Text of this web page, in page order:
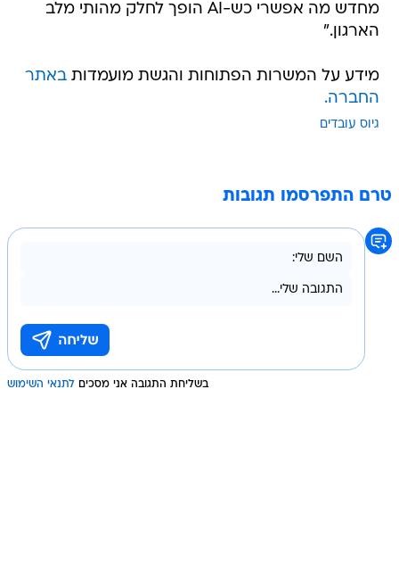
מחדש מה אפשרי כש-AI הופך לחלק מהותי מלב
הארגון."
מידע על המשרות הפתוחות והגשת מועמדותבאתר
החברה.
גיוס עובדים
טרם התפרסמו תגובות
בשליחת התגובה אני מסכים לתנאי השימוש